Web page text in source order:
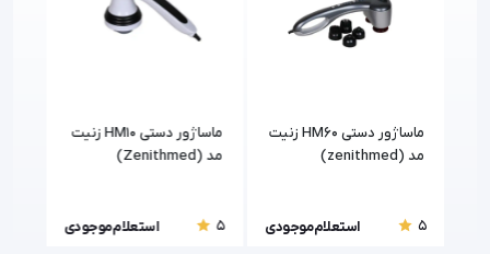
ماساژور دستی HM60 زنیت
مد (zenithmed)
5 استعلام موجودی
ماساژور دستی HM10 زنیت
مد (Zenithmed)
5 استعلام موجودی